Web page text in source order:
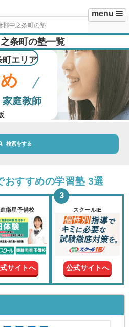
menu
中之条町の塾
条町の塾一覧
町エリア
庭教師
検索をする
町エリア
ません
ません 変更
り込む
おすすめの学習塾 3選
衛星予備校
サイトへ
スクールIE
公式サイトへ